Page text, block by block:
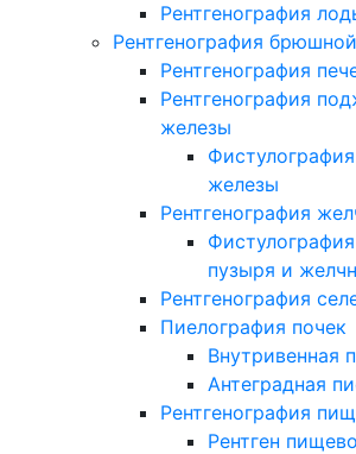
Рентгенография
Рентгенография
Рентгенография
Рентгенография
железы
железы
Рентгенография
пузыря и
Рентгенография
Пиелография почек
Внутривенная
Антеградная
Рентгенография
Рентген